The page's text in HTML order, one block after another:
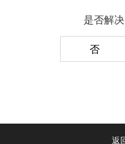
是否解
否
返